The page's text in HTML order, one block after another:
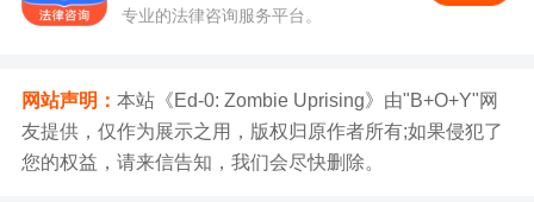
专业的法律咨询服务平台。
网站声明： 本站《Ed-0: Zombie Uprising》由"B+O+Y"网
友提供，仅作为展示之用，版权归原作者所有;如果侵犯了
您的权益，请来信告知，我们会尽快删除。